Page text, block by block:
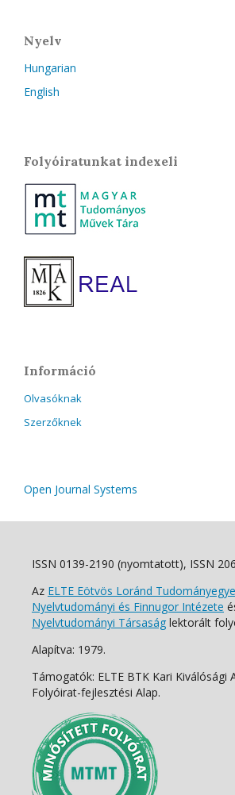
Nyelv
Hungarian
English
Folyóiratunkat indexeli
Információ
Olvasóknak
Szerzőknek
Open Journal Systems
ISSN 0139-2190 (nyomtatott), ISSN
Az ELTE Eötvös Loránd
Nyelvtudományi és Finnugor Intézete
Nyelvtudományi Társaság lektorált
Alapítva: 1979.
Támogatók: ELTE BTK Kari Kiválósági
Folyóirat-fejlesztési Alap.